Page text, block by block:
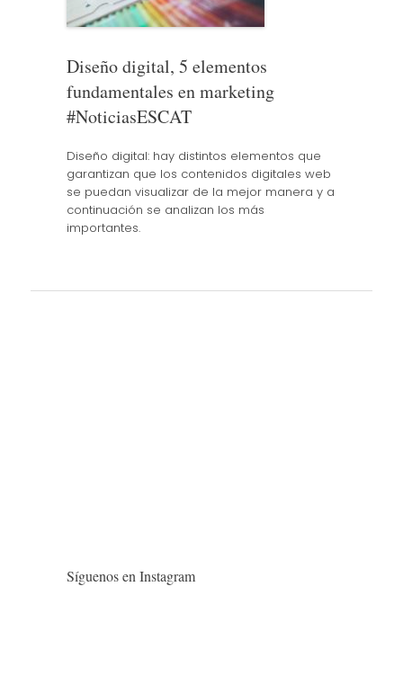
Diseño digital, 5 elementos
fundamentales en marketing
#NoticiasESCAT
Diseño digital: hay distintos elementos que
garantizan que los contenidos digitales web
se puedan visualizar de la mejor manera y a
continuación se analizan los más
importantes.
Síguenos en Instagram